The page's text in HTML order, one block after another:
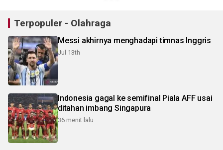
Terpopuler - Olahraga
Messi akhirnya menghadapi timnas Inggris
Jul 13th
Indonesia gagal ke semifinal Piala AFF usai
ditahan imbang Singapura
36 menit lalu